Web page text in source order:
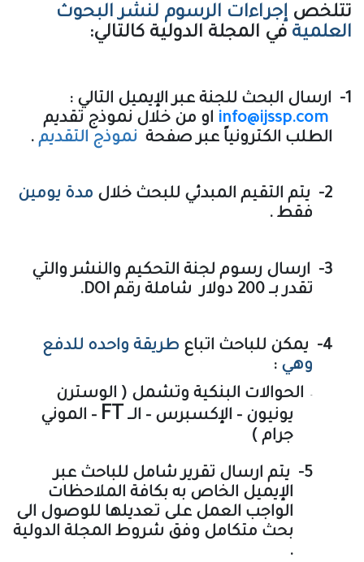
تتلخص إجراءات الرسوم لنشر البحوث
العلمية في المجلة الدولية كالتالي:
1-
ارسال البحث للجنة عبر الإيميل التالي :
info@ijssp.com او من خلال نموذج تقديم
الطلب الكترونياً عبر صفحة نموذج التقديم .
2- يتم التقيم المبدئي للبحث خلال مدة يومين
فقط .
3-
ارسال رسوم لجنة التحكيم والنشر والتي
تقدر بــ 200 دولار شاملة رقم DOI.
4- يمكن للباحث اتباع طريقة واحده للدفع
وهي :
-
الحوالات البنكية وتشمل ( الوسترن
يونيون – الإكسبرس – الــ FT – الموني
جرام )
5-
يتم ارسال تقرير شامل للباحث عبر
الإيميل الخاص به بكافة الملاحظات
الواجب العمل على تعديلها للوصول الى
بحث متكامل وفق شروط المجلة الدولية
.